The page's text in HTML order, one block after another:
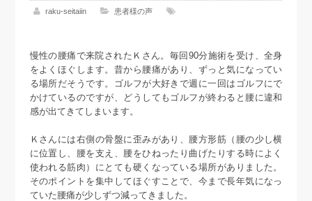
raku-seitaiin 患者様の声
慢性の腰痛で来院されたＫさん。毎回90分施術を受け、全身
をよくほぐします。昔から腰痛があり、ずっと気になってい
る場所だそうです。ゴルフが大好きで週に一回はゴルフにで
かけているのですが、どうしてもゴルフが終わると腰に違和
感が出てきてしまいます。
Ｋさんには右側の骨盤に歪みがあり、腰方形筋（腰の少し横
に位置し、腰を支え、腰をひねったり曲げたりする時によく
使われる筋肉）にとても硬くなっている場所がありました。
そのポイントを集中してほぐすことで、今まで長年気になっ
ていた腰痛が少しずつ減ってきました。